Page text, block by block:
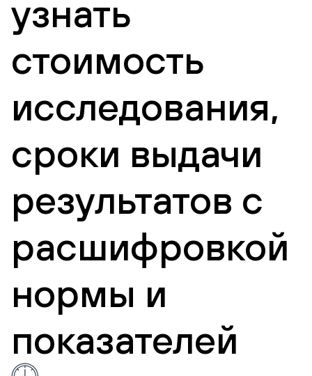
узнать
стоимость
исследования,
сроки выдачи
результатов с
расшифровкой
нормы и
показателей